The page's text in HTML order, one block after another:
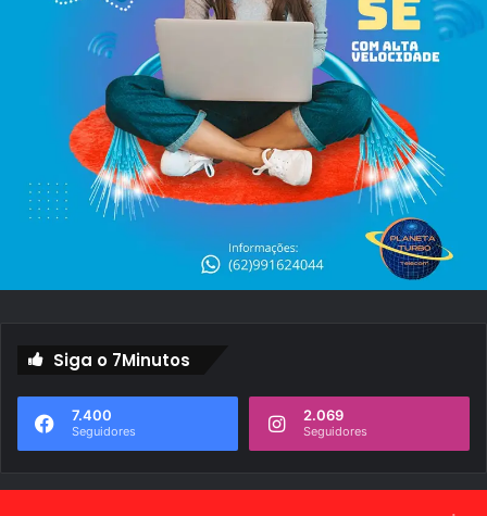
Siga o 7Minutos
7.400
Seguidores
2.069
Seguidores